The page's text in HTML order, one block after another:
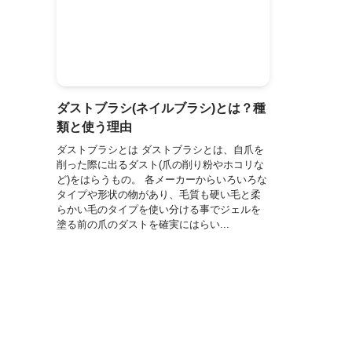
ダストブラシ(ネイルブラシ)とは？種
類と使う理由
ダストブラシとは ダストブラシとは、自爪を
削った際に出るダスト(爪の削り粉やホコリな
ど)をはらうもの。 各メーカーからいろいろな
タイプや形状の物があり、毛質も硬い毛と柔
らかい毛のタイプを使い分ける事でジェルを
塗る前の爪のダストを確実にはらい...